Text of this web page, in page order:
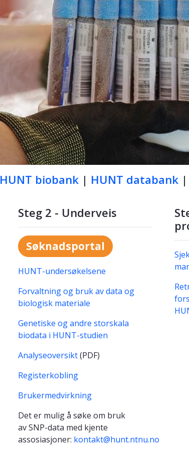
HUNT biobank | HUNT databank |
Steg 2 - Underveis
Søknadsportal
HUNT-undersøkelsene
Forvaltning og bruk av data og
biologisk materiale
Genetiske og andre storskala
biodata i HUNT-studien
Analyseoversikt(PDF)
Registerkobling
Brukermedvirkning
Det er mulig å søke om bruk
av SNP-data med kjente
assosiasjoner: kontakt@hunt.ntnu.no